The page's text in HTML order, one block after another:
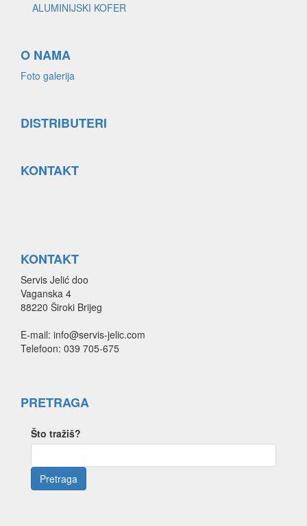
ALUMINIJSKI KOFER
O NAMA
Foto galerija
DISTRIBUTERI
KONTAKT
KONTAKT
Servis Jelić doo
Vaganska 4
88220 Široki Brijeg
E-mail: info@servis-jelic.com
Telefoon: 039 705-675
PRETRAGA
Što tražiš?